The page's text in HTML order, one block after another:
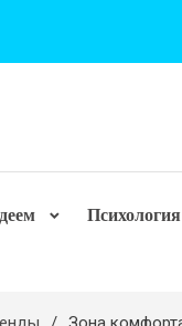
Психология